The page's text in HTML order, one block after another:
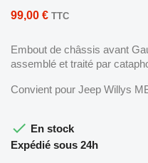
99,00 € TTC
Embout de châssis avant
assemblé et traité par
Convient pour Jeep Willys
 En stock
Expédié sous 24h